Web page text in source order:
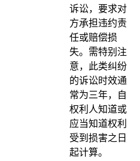
诉讼，要求对
方承担违约责
任或赔偿损
失。需特别注
意，此类纠纷
的诉讼时效通
常为三年，自
权利人知道或
应当知道权利
受到损害之日
起计算。